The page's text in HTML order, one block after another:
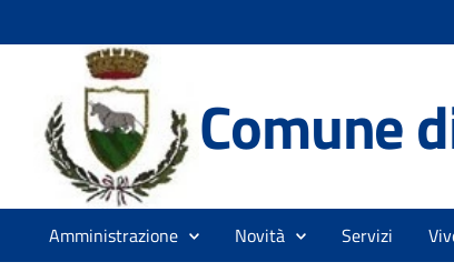
Comune
Amministrazione Novità Servizi